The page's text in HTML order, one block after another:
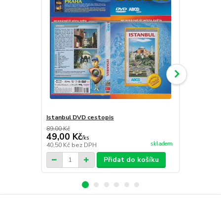
Istanbul DVD cestopis
89,00 Kč
49,00 Kč/ks
40,50 Kč bez DPH skladem
Přidat do košíku